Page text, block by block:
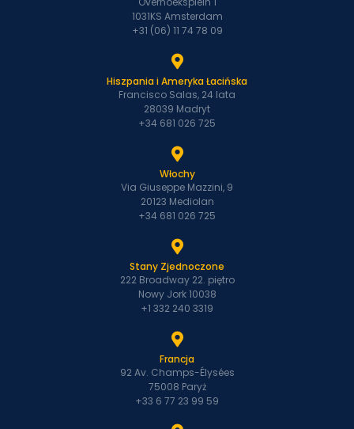
1031KS Amsterdam
+31 (06) 11 74 78 09
Hiszpania i Ameryka Łacińska
Francisco Salas, 24 lata
28039 Madryt
+34 681 026 725
Włochy
Via Giuseppe Mazzini, 9
20123 Mediolan
+34 681 026 725
Stany Zjednoczone
222 Broadway 22. piętro
Nowy Jork 10038
+1 332 240 3319
Francja
92 Av. Champs-Élysées
75008 Paryż
+33 6 77 23 99 59